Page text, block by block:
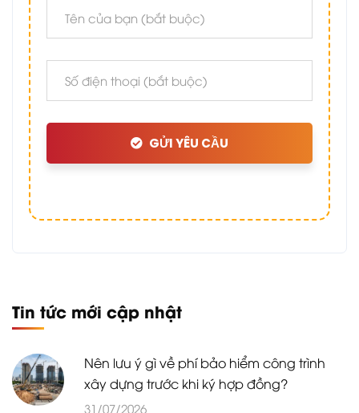
GỬI YÊU CẦU
Tin tức mới cập nhật
Nên lưu ý gì về phí bảo hiểm công trình
xây dựng trước khi ký hợp đồng?
31/07/2026